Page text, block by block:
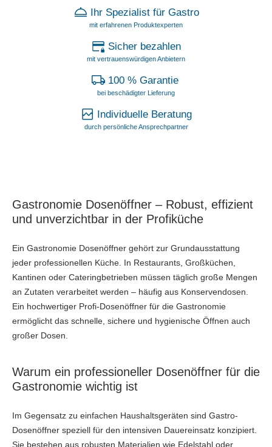
Ihr Spezialist für Gastro
mit erfahrenen Produktexperten
Sicher bezahlen
mit vertrauenswürdigen Anbietern
100 % Garantie
bei beschädigter Lieferung
Individuelle Beratung
durch persönliche Ansprechpartner
Gastronomie Dosenöffner – Robust, effizient
und unverzichtbar in der Profiküche
Ein Gastronomie Dosenöffner gehört zur Grundausstattung
jeder professionellen Küche. In Restaurants, Großküchen,
Kantinen oder Cateringbetrieben müssen täglich große Mengen
an Zutaten verarbeitet werden – häufig aus Konservendosen.
Ein hochwertiger Profi-Dosenöffner für die Gastronomie
ermöglicht das schnelle, sichere und hygienische Öffnen auch
großer Dosen.
Warum ein professioneller Dosenöffner für die
Gastronomie wichtig ist
Im Gegensatz zu einfachen Haushaltsgeräten sind Gastro-
Dosenöffner speziell für den intensiven Dauereinsatz konzipiert.
Sie bestehen aus robusten Materialien wie Edelstahl oder